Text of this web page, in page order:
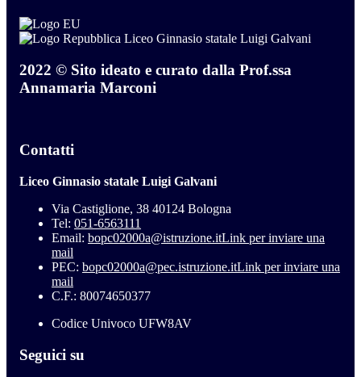
Liceo Ginnasio statale Luigi Galvani
2022 © Sito ideato e curato dalla Prof.ssa
Annamaria Marconi
Contatti
Liceo Ginnasio statale Luigi Galvani
Via Castiglione, 38 40124 Bologna
Tel: 051-6563111
Email: bopc02000a@istruzione.itLink per inviare una
mail
PEC: bopc02000a@pec.istruzione.itLink per inviare una
mail
C.F.: 80074650377
Codice Univoco UFW8AV
Seguici su